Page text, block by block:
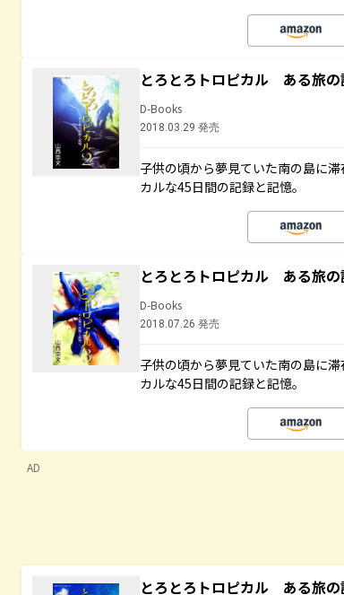
とろとろトロピカル ある旅
D-Books
2018.03.29 発売
子供の頃から夢見ていた南の島に
カルな45日間の記録と記憶。
とろとろトロピカル ある旅
D-Books
2018.07.26 発売
子供の頃から夢見ていた南の島に
カルな45日間の記録と記憶。
AD
とろとろトロピカル ある旅